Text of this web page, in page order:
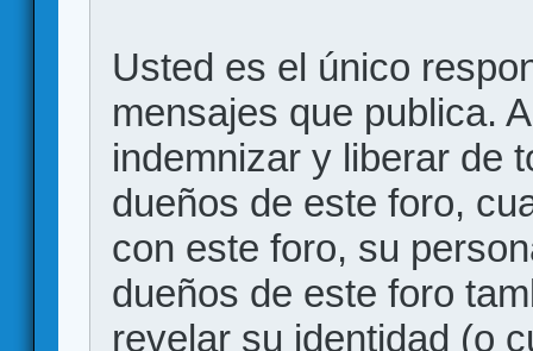
Usted es el único
mensajes que publica.
indemnizar y liberar de
dueños de este foro,
con este foro, su
dueños de este foro
revelar su identidad (o